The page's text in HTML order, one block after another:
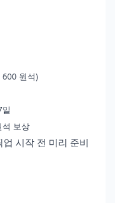
원석)
석 보상
업 시작 전 미리 준비